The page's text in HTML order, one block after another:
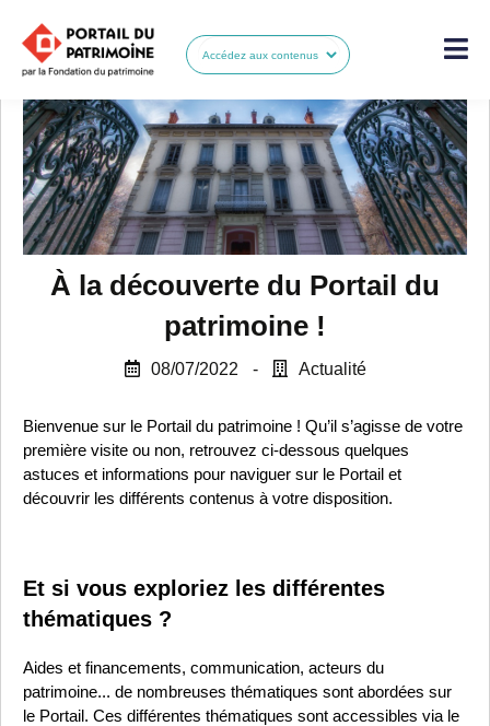
À la découverte du Portail du
patrimoine !
08/07/2022 - Actualité
Bienvenue sur le Portail du patrimoine ! Qu’il s’agisse de votre
première visite ou non, retrouvez ci-dessous quelques
astuces et informations pour naviguer sur le Portail et
découvrir les différents contenus à votre disposition.
Et si vous exploriez les différentes
thématiques ?
Aides et financements, communication, acteurs du
patrimoine... de nombreuses thématiques sont abordées sur
le Portail. Ces différentes thématiques sont accessibles via le